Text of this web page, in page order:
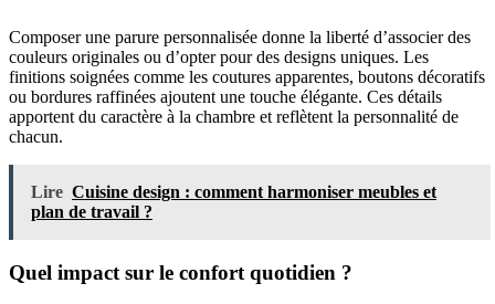
Composer une parure personnalisée donne la liberté d’associer des
couleurs originales ou d’opter pour des designs uniques. Les
finitions soignées comme les coutures apparentes, boutons décoratifs
ou bordures raffinées ajoutent une touche élégante. Ces détails
apportent du caractère à la chambre et reflètent la personnalité de
chacun.
Lire Cuisine design : comment harmoniser meubles et
plan de travail ?
Quel impact sur le confort quotidien ?